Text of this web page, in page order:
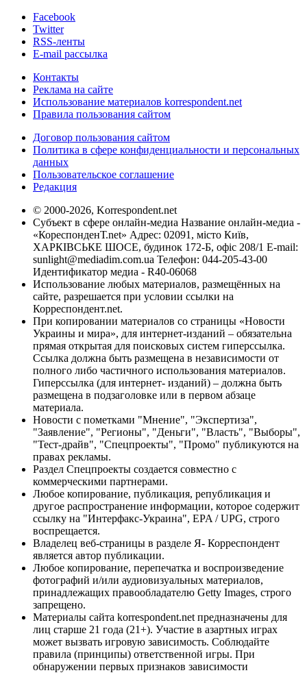
Facebook
Twitter
RSS-ленты
E-mail рассылка
Контакты
Реклама на сайте
Использование материалов korrespondent.net
Правила пользования сайтом
Договор пользования сайтом
Политика в сфере конфиденциальности и персональных
данных
Пользовательское соглашение
Редакция
© 2000-2026, Korrespondent.net
Субъект в сфере онлайн-медиа Название онлайн-медиа -
«КореспонденТ.net» Адрес: 02091, місто Київ,
ХАРКІВСЬКЕ ШОСЕ, будинок 172-Б, офіс 208/1 E-mail:
sunlight@mediadim.com.ua Телефон: 044-205-43-00
Идентификатор медиа - R40-06068
Использование любых материалов, размещённых на
сайте, разрешается при условии ссылки на
Корреспондент.net.
При копировании материалов со страницы «Новости
Украины и мира», для интернет-изданий – обязательна
прямая открытая для поисковых систем гиперссылка.
Ссылка должна быть размещена в независимости от
полного либо частичного использования материалов.
Гиперссылка (для интернет- изданий) – должна быть
размещена в подзаголовке или в первом абзаце
материала.
Новости с пометками "Мнение", "Экспертиза",
"Заявление", "Регионы", "Деньги", "Власть", "Выборы",
"Тест-драйв", "Спецпроекты", "Промо" публикуются на
правах рекламы.
Раздел Спецпроекты создается совместно с
коммерческими партнерами.
Любое копирование, публикация, републикация и
другое распространение информации, которое содержит
ссылку на "Интерфакс-Украина", EPA / UPG, строго
воспрещается.
Владелец веб-страницы в разделе Я- Корреспондент
является автор публикации.
Любое копирование, перепечатка и воспроизведение
фотографий и/или аудиовизуальных материалов,
принадлежащих правообладателю Getty Images, строго
запрещено.
Материалы сайта korrespondent.net предназначены для
лиц старше 21 года (21+). Участие в азартных играх
может вызвать игровую зависимость. Соблюдайте
правила (принципы) ответственной игры. При
обнаружении первых признаков зависимости